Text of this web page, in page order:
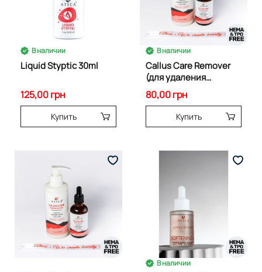
В наличии
Liquid Styptic 30ml
125,00 грн
Купить
В наличии
Callus Care Remover
(для удаления
мозолей и
натоптышев) 50 мл
80,00 грн
Купить
В наличии